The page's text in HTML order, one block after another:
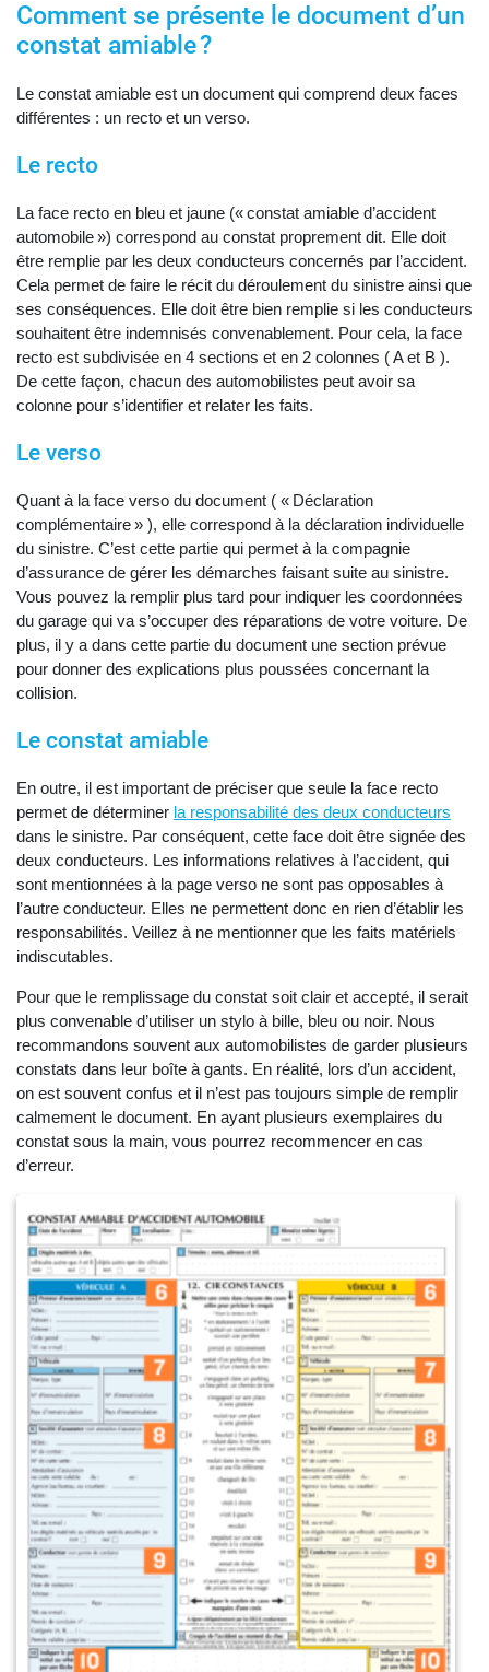
Comment se présente le document d’un
constat amiable ?
Le constat amiable est un document qui comprend deux faces
différentes : un recto et un verso.
Le recto
La face recto en bleu et jaune (« constat amiable d’accident
automobile ») correspond au constat proprement dit. Elle doit
être remplie par les deux conducteurs concernés par l’accident.
Cela permet de faire le récit du déroulement du sinistre ainsi que
ses conséquences. Elle doit être bien remplie si les conducteurs
souhaitent être indemnisés convenablement. Pour cela, la face
recto est subdivisée en 4 sections et en 2 colonnes ( A et B ).
De cette façon, chacun des automobilistes peut avoir sa
colonne pour s’identifier et relater les faits.
Le verso
Quant à la face verso du document ( « Déclaration
complémentaire » ), elle correspond à la déclaration individuelle
du sinistre. C’est cette partie qui permet à la compagnie
d’assurance de gérer les démarches faisant suite au sinistre.
Vous pouvez la remplir plus tard pour indiquer les coordonnées
du garage qui va s’occuper des réparations de votre voiture. De
plus, il y a dans cette partie du document une section prévue
pour donner des explications plus poussées concernant la
collision.
Le constat amiable
En outre, il est important de préciser que seule la face recto
permet de déterminer la responsabilité des deux conducteurs
dans le sinistre. Par conséquent, cette face doit être signée des
deux conducteurs. Les informations relatives à l’accident, qui
sont mentionnées à la page verso ne sont pas opposables à
l’autre conducteur. Elles ne permettent donc en rien d’établir les
responsabilités. Veillez à ne mentionner que les faits matériels
indiscutables.
Pour que le remplissage du constat soit clair et accepté, il serait
plus convenable d’utiliser un stylo à bille, bleu ou noir. Nous
recommandons souvent aux automobilistes de garder plusieurs
constats dans leur boîte à gants. En réalité, lors d’un accident,
on est souvent confus et il n’est pas toujours simple de remplir
calmement le document. En ayant plusieurs exemplaires du
constat sous la main, vous pourrez recommencer en cas
d’erreur.